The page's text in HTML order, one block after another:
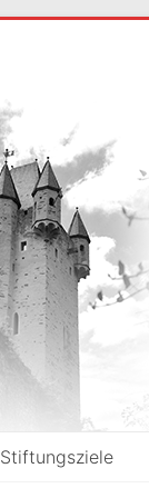
Stiftungsziele